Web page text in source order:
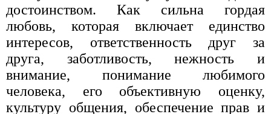
достоинством. Как сильна гордая
любовь, которая включает единство
интересов, ответственность друг за
друга, заботливость, нежность и
внимание, понимание любимого
человека, его объективную оценку,
культуру общения, обеспечение прав и